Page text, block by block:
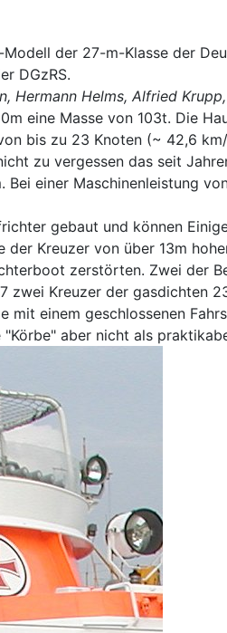
der 27-m-Klasse der
DGzRS.
Hermann Helms, Alfried
eine Masse von 103t. Die
bis zu 23 Knoten (~ 42,6
zu vergessen das seit
einer Maschinenleistung
gebaut und können
Kreuzer von über 13m
zerstörten. Zwei der
zwei Kreuzer der gasdichten
einem geschlossenen
aber nicht als